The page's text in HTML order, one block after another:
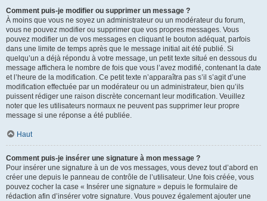
Comment puis-je modifier ou supprimer un message ?
À moins que vous ne soyez un administrateur ou un modérateur du forum,
vous ne pouvez modifier ou supprimer que vos propres messages. Vous
pouvez modifier un de vos messages en cliquant le bouton adéquat, parfois
dans une limite de temps après que le message initial ait été publié. Si
quelqu’un a déjà répondu à votre message, un petit texte situé en dessous du
message affichera le nombre de fois que vous l’avez modifié, contenant la date
et l’heure de la modification. Ce petit texte n’apparaîtra pas s’il s’agit d’une
modification effectuée par un modérateur ou un administrateur, bien qu’ils
puissent rédiger une raison discrète concernant leur modification. Veuillez
noter que les utilisateurs normaux ne peuvent pas supprimer leur propre
message si une réponse a été publiée.
Haut
Comment puis-je insérer une signature à mon message ?
Pour insérer une signature à un de vos messages, vous devez tout d’abord en
créer une depuis le panneau de contrôle de l’utilisateur. Une fois créée, vous
pouvez cocher la case « Insérer une signature » depuis le formulaire de
rédaction afin d’insérer votre signature. Vous pouvez également ajouter une